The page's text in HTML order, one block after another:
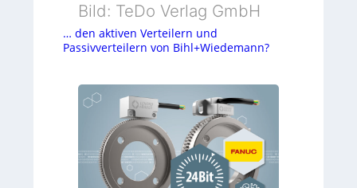
Bild: TeDo Verlag GmbH
… den aktiven Verteilern und
Passivverteilern von Bihl+Wiedemann?